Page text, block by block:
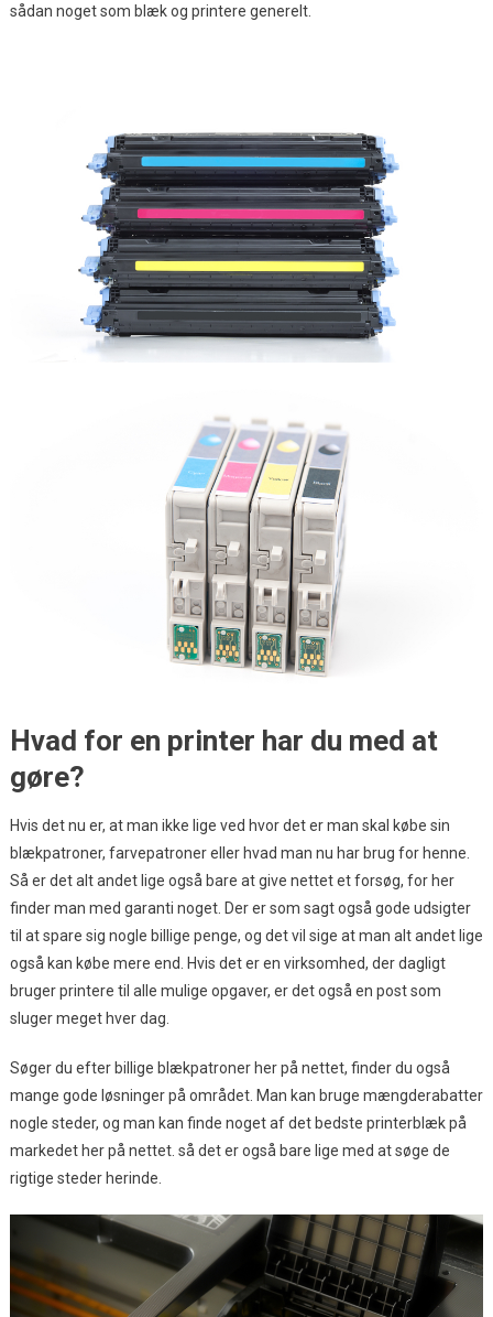
sådan noget som blæk og printere generelt.
Hvad for en printer har du med at
gøre?
Hvis det nu er, at man ikke lige ved hvor det er man skal købe sin
blækpatroner, farvepatroner eller hvad man nu har brug for henne.
Så er det alt andet lige også bare at give nettet et forsøg, for her
finder man med garanti noget. Der er som sagt også gode udsigter
til at spare sig nogle billige penge, og det vil sige at man alt andet lige
også kan købe mere end. Hvis det er en virksomhed, der dagligt
bruger printere til alle mulige opgaver, er det også en post som
sluger meget hver dag.
Søger du efter billige blækpatroner her på nettet, finder du også
mange gode løsninger på området. Man kan bruge mængderabatter
nogle steder, og man kan finde noget af det bedste printerblæk på
markedet her på nettet. så det er også bare lige med at søge de
rigtige steder herinde.